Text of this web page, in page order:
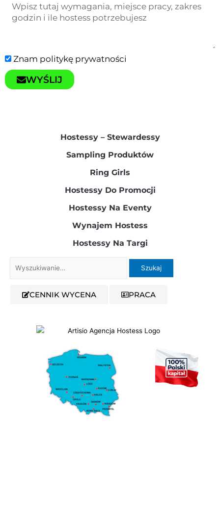
Znam politykę prywatności
WYŚLIJ
Hostessy – Stewardessy​
Sampling Produktów​
Ring Girls
Hostessy Do Promocji
Hostessy Na Eventy
Wynajem Hostess
Hostessy Na Targi
dla:
CENNIK WYCENA PRACA